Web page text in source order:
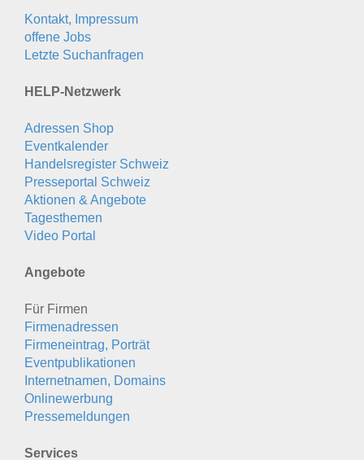
Kontakt, Impressum
offene Jobs
Letzte Suchanfragen
HELP-Netzwerk
Adressen Shop
Eventkalender
Handelsregister Schweiz
Presseportal Schweiz
Aktionen & Angebote
Tagesthemen
Video Portal
Angebote
Für Firmen
Firmenadressen
Firmeneintrag, Porträt
Eventpublikationen
Internetnamen, Domains
Onlinewerbung
Pressemeldungen
Services